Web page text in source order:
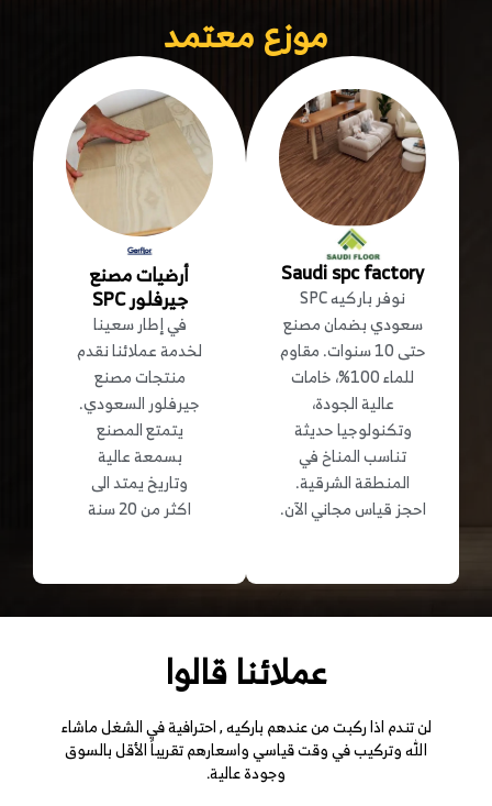
موزع معتمد
أرضيات مصنع
في إطار سعينا
لخدمة عملائنا نقدم
منتجات مصنع
جيرفلور السعودي.
يتمتع المصنع
بسمعة عالية
وتاريخ يمتد الى
Saudi spc factory
نوفر باركيه SPC
سعودي بضمان مصنع
حتى 10 سنوات. مقاوم
للماء 100%، خامات
عالية الجودة،
وتكنولوجيا حديثة
تناسب المناخ في
المنطقة الشرقية.
احجز قياس مجاني الآن.
عملائنا قالوا
تندم اذا ركبت من عندهم باركيه , احترافية في الشغل ماشاء
الله وتركيب في وقت قياسي واسعارهم تقريباً الأقل بالسوق
وجودة عالية.